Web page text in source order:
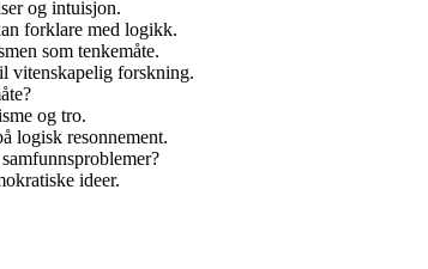
og intuisjon.
forklare med logikk.
som tenkemåte.
vitenskapelig forskning.
og tro.
logisk resonnement.
ideer.